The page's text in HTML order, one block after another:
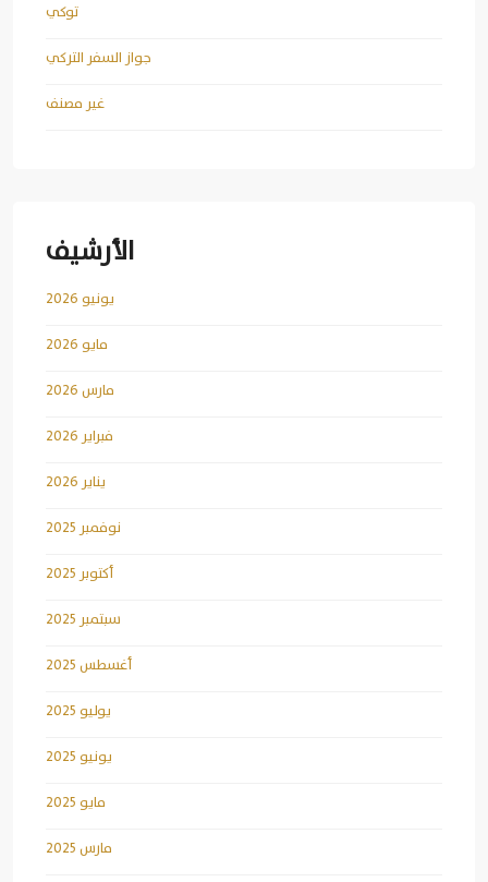
توكي
جواز السفر التركي
غير مصنف
الأرشيف
يونيو 2026
مايو 2026
مارس 2026
فبراير 2026
يناير 2026
نوفمبر 2025
أكتوبر 2025
سبتمبر 2025
أغسطس 2025
يوليو 2025
يونيو 2025
مايو 2025
مارس 2025